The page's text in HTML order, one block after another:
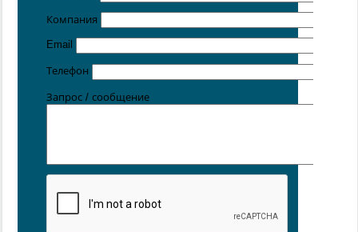
Компания
Email
Телефон
Запрос / сообщение